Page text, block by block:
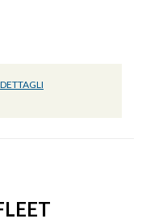
DETTAGLI